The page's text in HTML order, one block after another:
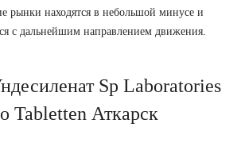
рынки находятся в небольшой минусе и
с дальнейшим направлением движения.
Sp Laboratories
Tabletten Аткарск